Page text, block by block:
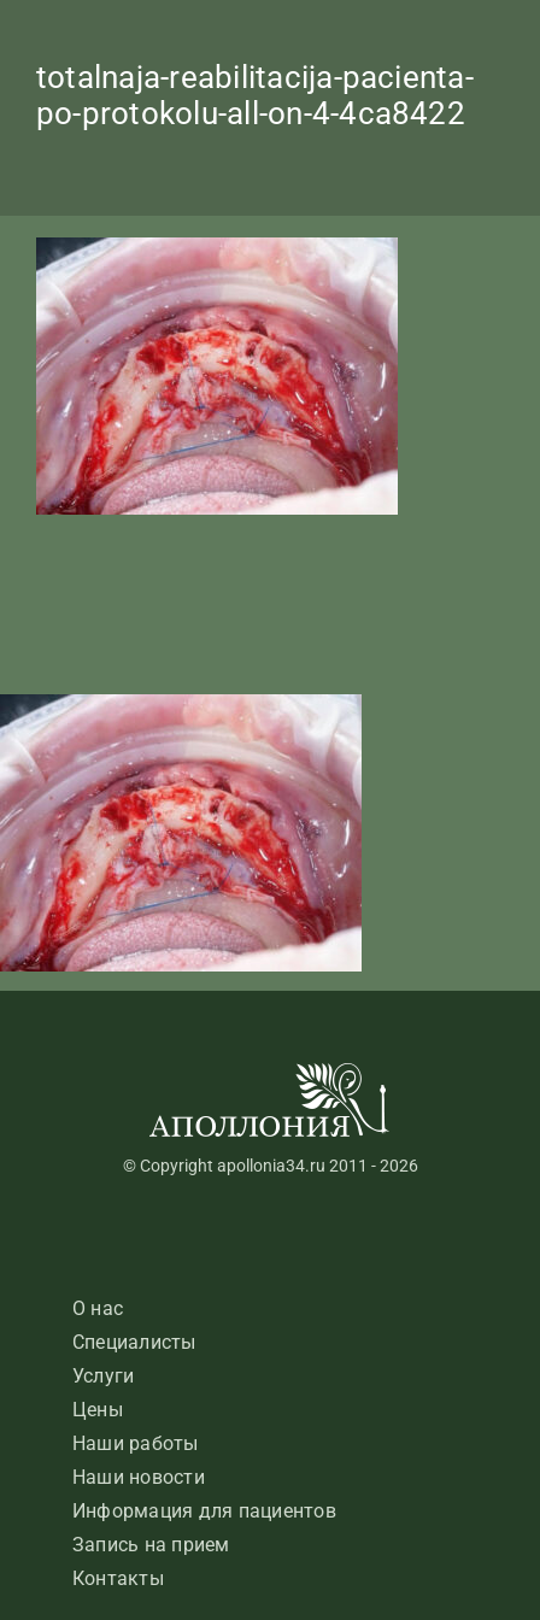
totalnaja-reabilitacija-pacienta-
po-protokolu-all-on-4-4ca8422
© Copyright apollonia34.ru 2011 - 2026
О нас
Специалисты
Услуги
Цены
Наши работы
Наши новости
Информация для пациентов
Запись на прием
Контакты